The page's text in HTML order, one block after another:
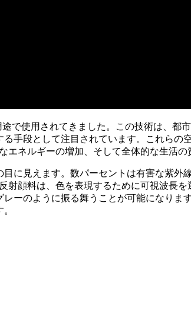
で使用されてきました。この技術は、都
手段として注目されています。これらの
ネルギーの増加、そして全体的な生活の
に見えます。数パーセントは有害な紫外
射顔料は、色を表現するために可視波長
ーのように振る舞うことが可能になりま